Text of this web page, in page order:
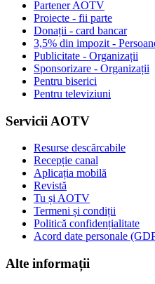
Partener AOTV
Proiecte - fii parte
Donații - card bancar
3,5% din impozit -
Publicitate - Organizații
Sponsorizare - Organizații
Pentru biserici
Pentru televiziuni
Servicii AOTV
Resurse descărcabile
Recepție canal
Aplicația mobilă
Revistă
Tu și AOTV
Termeni și condiții
Politică confidențialitate
Acord date personale
Alte informații